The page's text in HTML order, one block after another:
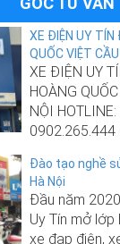
XE ĐIỆN UY TÍN
QUỐC VIỆT CẦU
XE ĐIỆN UY
HOÀNG
NỘI
0902.265.444
Đào tạo nghề
Hà Nội
Đầu năm
Uy Tín mở
xe đạp điện, xe